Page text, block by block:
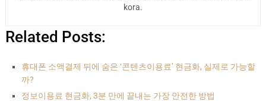
kora.
Related Posts:
휴대폰 소액결제 뒤에 숨은 ‘콘텐츠이용료’ 현금화, 실제로 가능할
까?
정보이용료 현금화, 3분 만에 끝내는 가장 안전한 방법